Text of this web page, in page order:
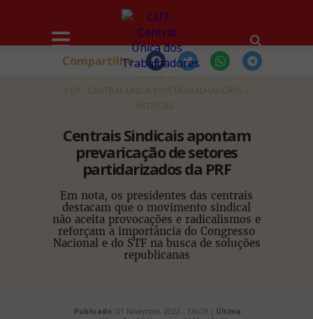
HOME
CUT - CENTRAL ÚNICA DOS TRABALHADORES
NOTÍCIAS
Centrais Sindicais apontam
prevaricação de setores
partidarizados da PRF
Em nota, os presidentes das centrais
destacam que o movimento sindical
não aceita provocações e radicalismos e
reforçam a importância do Congresso
Nacional e do STF na busca de soluções
republicanas
Compartilhe
Publicado: 01 Novembro, 2022 - 13h19 | Última